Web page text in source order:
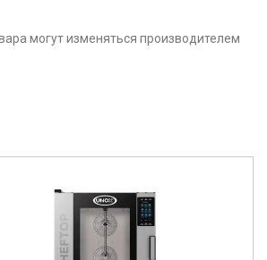
могут изменяться производителем